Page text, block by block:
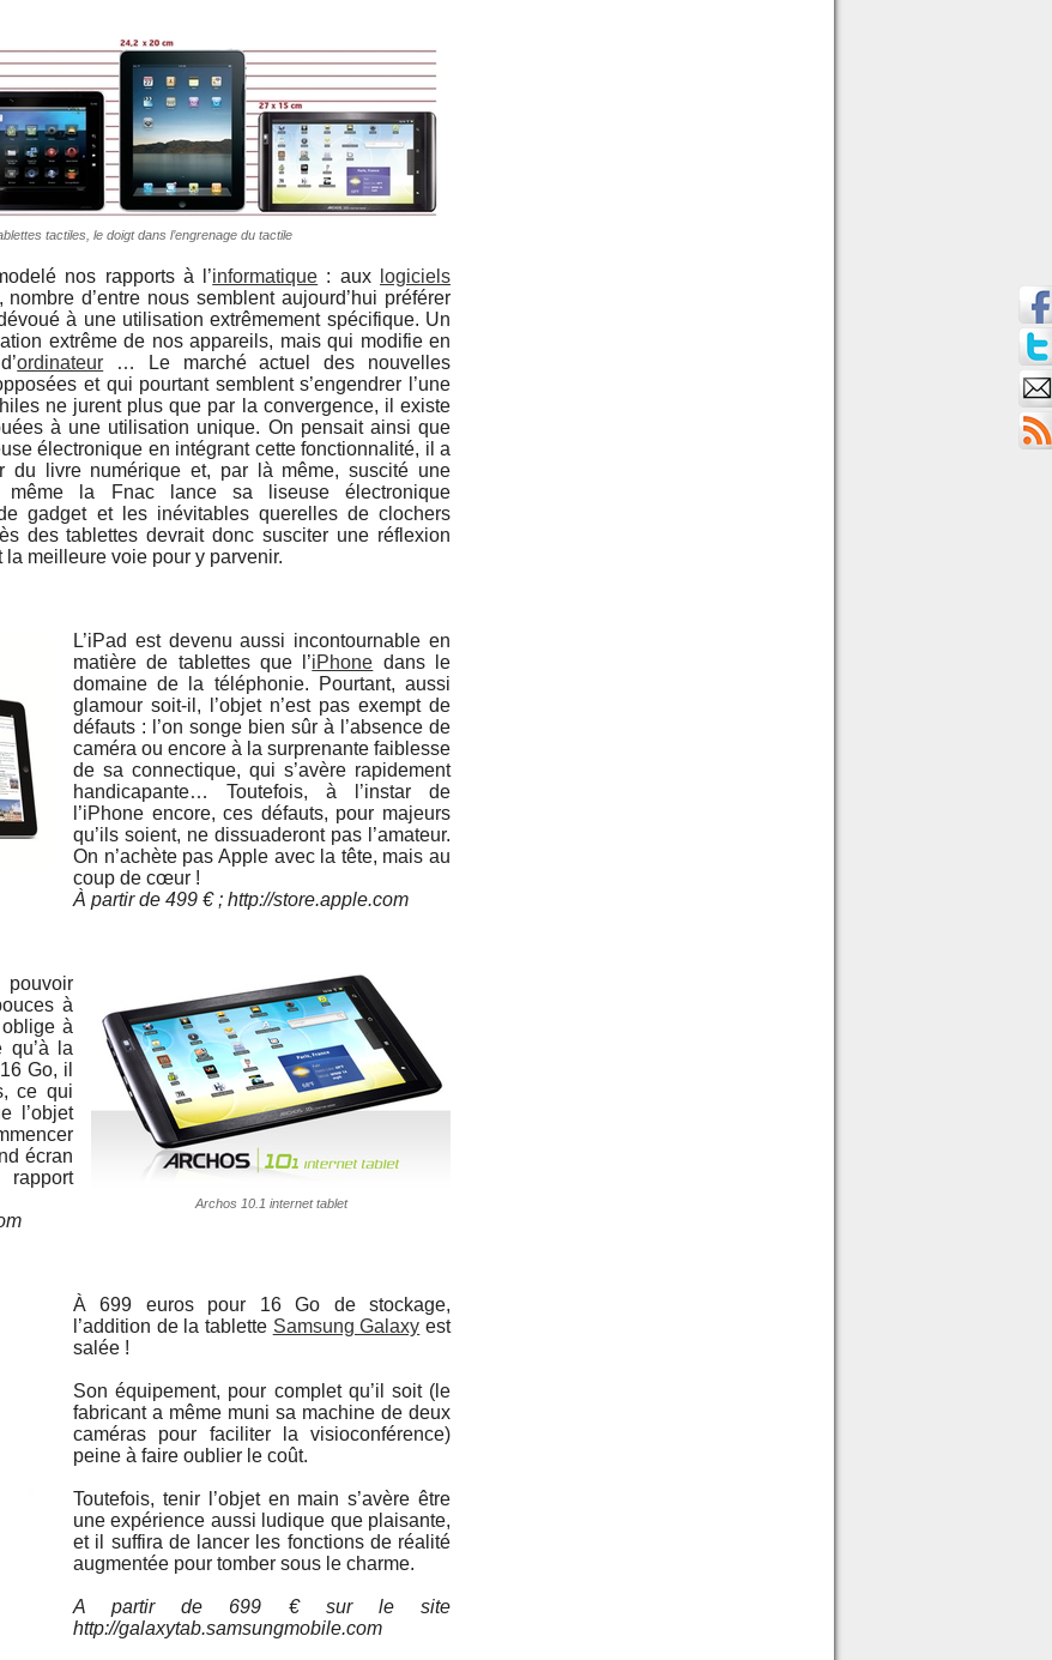
tactiles, le doigt dans l’engrenage du tactile
nos rapports à l’informatique : aux
logiciels
d’entre nous semblent aujourd’hui préférer
à une utilisation extrêmement spécifique. Un
extrême de nos appareils, mais qui modifie en
ordinateur … Le marché actuel des nouvelles
et qui pourtant semblent s’engendrer l’une
ne jurent plus que par la convergence, il existe
à une utilisation unique. On pensait ainsi que
électronique en intégrant cette fonctionnalité, il a
du livre numérique et, par là même, suscité une
même la Fnac lance sa liseuse électronique
gadget et les inévitables querelles de clochers
des tablettes devrait donc susciter une réflexion
la meilleure voie pour y parvenir.
L’iPad est devenu aussi incontournable en
matière de tablettes que l’iPhone dans le
domaine de la téléphonie. Pourtant, aussi
glamour soit-il, l’objet n’est pas exempt de
défauts : l’on songe bien sûr à l’absence de
caméra ou encore à la surprenante faiblesse
de sa connectique, qui s’avère rapidement
handicapante… Toutefois, à l’instar de
l’iPhone encore, ces défauts, pour majeurs
qu’ils soient, ne dissuaderont pas l’amateur.
On n’achète pas Apple avec la tête, mais au
coup de cœur !
À partir de 499 € ; http://store.apple.com
Archos 10.1 internet tablet
à
à
qu’à la
Go, il
ce qui
l’objet
écran
À 699 euros pour 16 Go de stockage,
l’addition de la tablette Samsung Galaxy est
salée !
Son équipement, pour complet qu’il soit (le
fabricant a même muni sa machine de deux
caméras pour faciliter la visioconférence)
peine à faire oublier le coût.
Toutefois, tenir l’objet en main s’avère être
une expérience aussi ludique que plaisante,
et il suffira de lancer les fonctions de réalité
augmentée pour tomber sous le charme.
A partir de 699 € sur le site
http://galaxytab.samsungmobile.com